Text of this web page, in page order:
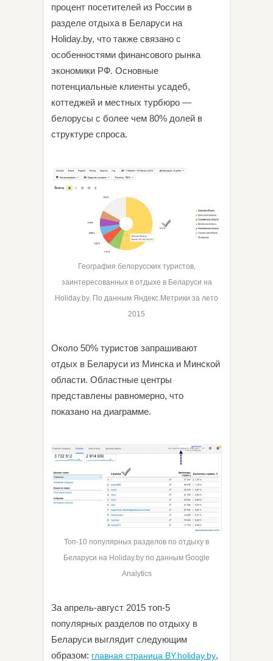
процент посетителей из России в
разделе отдыха в Беларуси на
Holiday.by, что также связано с
особенностями финансового рынка
экономики РФ. Основные
потенциальные клиенты усадеб,
коттеджей и местных турбюро —
белорусы с более чем 80% долей в
структуре спроса.
География белорусских туристов,
заинтересованных в отдыхе в Беларуси на
Holiday.by. По данным Яндекс.Метрики за лето
2015
Около 50% туристов запрашивают
отдых в Беларуси из Минска и Минской
области. Областные центры
представлены равномерно, что
показано на диаграмме.
Топ-10 популярных разделов по отдыху в
Беларуси на Holiday.by по данным Google
Analytics
За апрель-август 2015 топ-5
популярных разделов по отдыху в
Беларуси выглядит следующим
образом: главная страница BY.holiday.by,